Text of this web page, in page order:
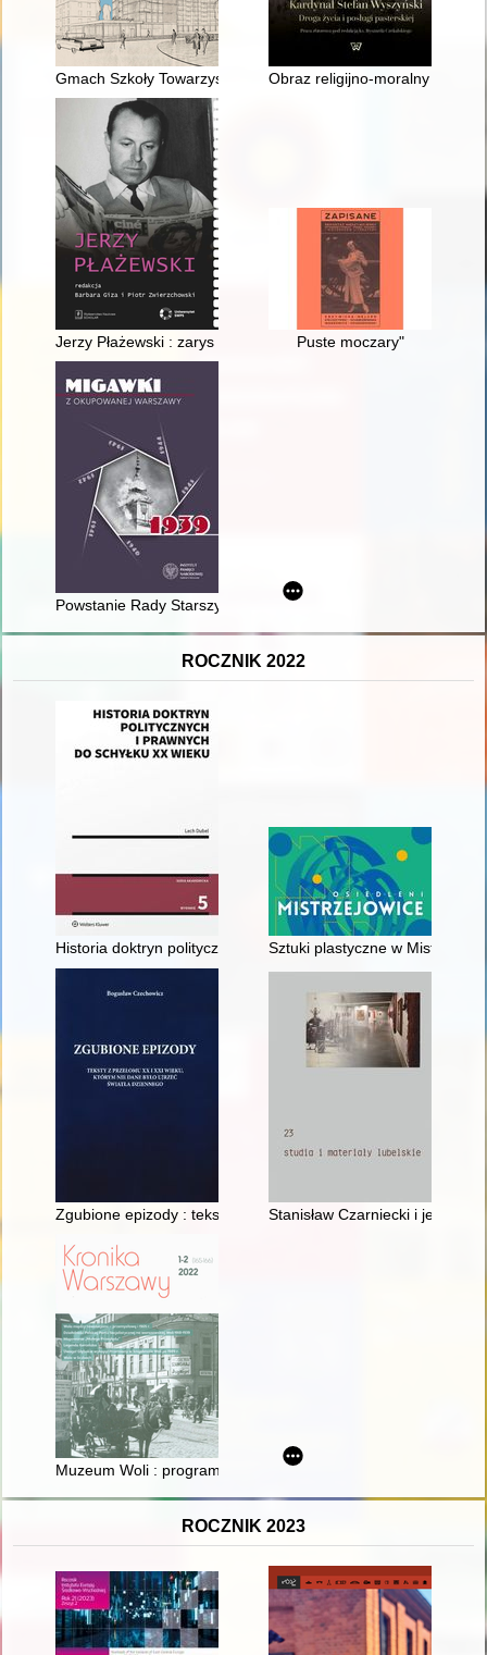
Gmach Szkoły Towarzystwa Przyjaciół Dzieci : summa
Obraz religijno-moralny
Jerzy Płażewski : zarys biografii Puste moczary"
Powstanie Rady Starszych gminy żydowskiej w Warszawie
ROCZNIK 2022
Historia doktryn politycznych i prawnych : do schyłku XX wieku
Sztuki plastyczne w
Zgubione epizody : teksty z przełomu XX i XXI wieku, którym
Stanisław Czarniecki i jego
Muzeum Woli : program i jego specyfika
ROCZNIK 2023